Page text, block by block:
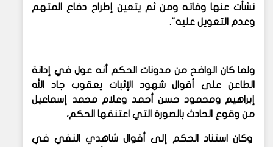
نشأت عنها وفاته ومن ثم يتعين إطراح دفاع المتهم
وعدم التعويل عليه".
ولما كان الواضح من مدونات الحكم أنه عول في إدانة
الطاعن على أقوال شهود الإثبات يعقوب جاد الله
إبراهيم ومحمود حسن أحمد وعلام محمد إسماعيل
من وقوع الحادث بالصورة التي اعتنقها الحكم،
وكان استناد الحكم إلى أقوال شاهدي النفي في